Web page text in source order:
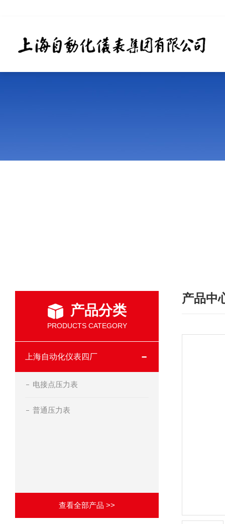
产品分类
PRODUCTS CATEGORY
上海自动化仪表四厂
电接点压力表
普通压力表
查看全部产品 >>
产品中